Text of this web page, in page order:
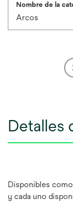
Nombre de la
Arcos
Detalles
Disponibles
y cada uno